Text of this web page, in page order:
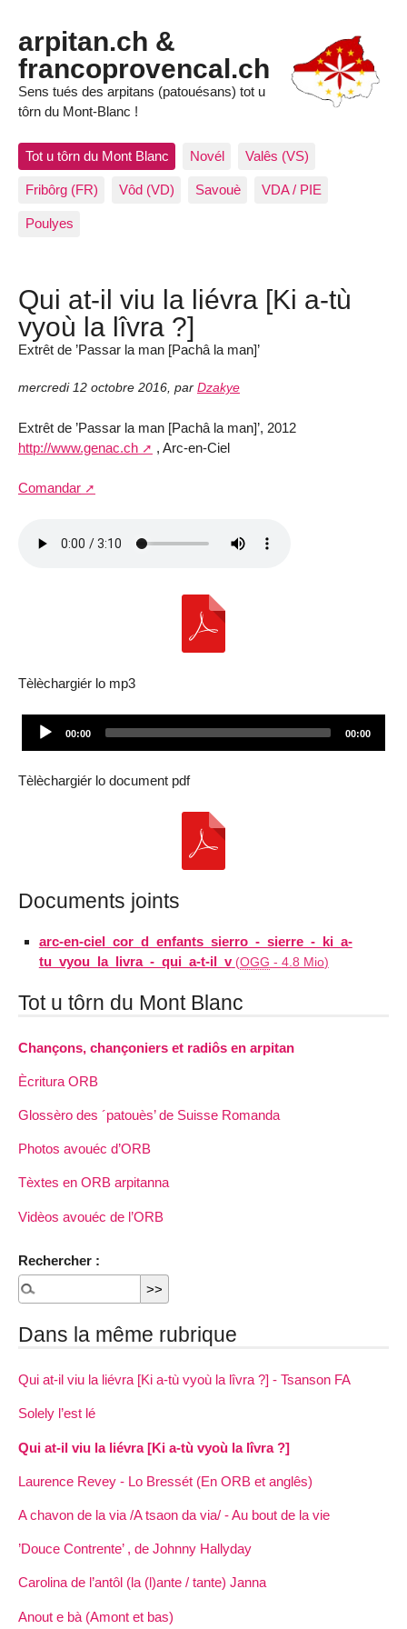
arpitan.ch &
francoprovencal.ch
Sens tués des arpitans (patouésans) tot u
tôrn du Mont-Blanc !
Tot u tôrn du Mont Blanc Novél Valês (VS)
Fribôrg (FR) Vôd (VD) Savouè VDA / PIE
Poulyes
Qui at-il viu la liévra [Ki a-tù
vyoù la lîvra ?]
Extrêt de ’Passar la man [Pachâ la man]’
mercredi 12 octobre 2016 par Dzakye
Extrêt de ’Passar la man [Pachâ la man]’, 2012
http://www.genac.ch
, Arc-en-Ciel
Comandar
Tèlèchargiér lo mp3
Current
00:00
Total
00:00
Tèlèchargiér lo document pdf
Documents joints
arc-en-ciel_cor_d_enfants_sierro_-_sierre_-_ki_a-
tu_vyou_la_livra_-_qui_a-t-il_v (OGG - 4.8 Mio)
Tot u tôrn du Mont Blanc
Chançons, chançoniers et radiôs en arpitan
Ècritura ORB
Glossèro des ´patouès’ de Suisse Romanda
Photos avouéc d’ORB
Tèxtes en ORB arpitanna
Vidèos avouéc de l’ORB
Rechercher :
Dans la même rubrique
Qui at-il viu la liévra [Ki a-tù vyoù la lîvra ?] - Tsanson FA
Solely l’est lé
Qui at-il viu la liévra [Ki a-tù vyoù la lîvra ?]
Laurence Revey - Lo Bressét (En ORB et anglês)
A chavon de la via /A tsaon da via/ - Au bout de la vie
’Douce Contrente’ , de Johnny Hallyday
Carolina de l’antôl (la (l)ante / tante) Janna
Anout e bà (Amont et bas)